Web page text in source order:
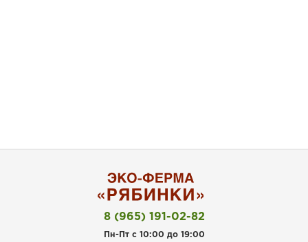
8 (965) 191-02-82
Пн-Пт с 10:00 до 19:00